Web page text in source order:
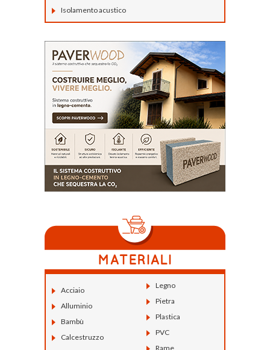
Isolamento acustico
Acciaio
Alluminio
Bambù
Calcestruzzo
Legno
Pietra
Plastica
PVC
Rame